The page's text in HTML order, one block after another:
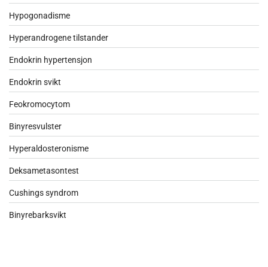
Hypogonadisme
Hyperandrogene tilstander
Endokrin hypertensjon
Endokrin svikt
Feokromocytom
Binyresvulster
Hyperaldosteronisme
Deksametasontest
Cushings syndrom
Binyrebarksvikt